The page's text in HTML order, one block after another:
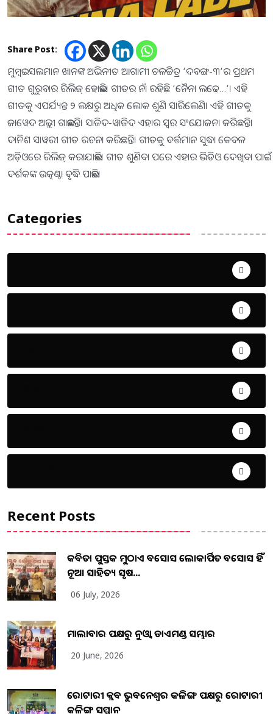
Share Post:
ମୁମ୍ବଇ : ସଲମାନ ଖାନଙ୍କ ଅଭିନୀତ ଆଗାମୀ ଚଳଚ୍ଚିତ୍ର ‘ଦବଙ୍ଗ-୩’ର ପ୍ରଥମ
ଗୀତ ଗୁରୁବାର ରିଲିଜ୍‍ ହୋଇଛି। ଗୀତର ନାଁ ରହିଛି ‘ନୈନା ଲଢେ…’। ଏହି
ଗୀତକୁ ଏପର୍ଯ୍ୟନ୍ତ ୨ ଲକ୍ଷରୁ ଅଧିକ ଲୋକ ଶୁଣି ସାରିଲେଣି। ଏହି ଗୀତକୁ
ଜାୱେଦ ଅଲ୍ଲୀ ଗାଇଛନ୍ତି। ସାଜିଦ-ୱାଜିଦ ଏହାର ସ୍ୱର ସଂଯୋଜନା କରିଛନ୍ତି।
ଦାନିଶ ସାୱରୀ ଗୀତ ରଚନା କରିଛନ୍ତି। ଗୀତକୁ ବର୍ତ୍ତମାନ ସୁଦ୍ଧା କେବଳ
ଅଡ଼ିଓରେ ରିଲିଜ୍‍ କରାଯାଇଛି। ଗୀତ ଶୁଣିବା ପରେ ଏହାର ଭିଡିଓ ଦେଖିବା ପାଇଁ
ଦର୍ଶକଙ୍କ ଉତ୍କଣ୍ଠା ବୃଦ୍ଧି ପାଇଛି।
Categories
Recent Posts
କବିତା ପୁସ୍ତକ ମୁଠାଏ ଅବସୋସ ଲୋକାର୍ପିତ ଅବସୋସ ହିଁ
ନୂଆ ସାହିତ୍ୟ ସୃଷ...
06 July, 2026
ମାଲାବାର ପକ୍ଷରୁ ନୁଓ୍ବା ଡାଏମଣ୍ଡ ସମ୍ଭାର
20 June, 2026
ରୋଟାରୀ କ୍ଲବ ଭୁବନେଶ୍ୱର କଳିଙ୍ଗ ପକ୍ଷରୁ ରୋଟାରୀ
କଳିଙ୍ଗ ସମ୍ମାନ